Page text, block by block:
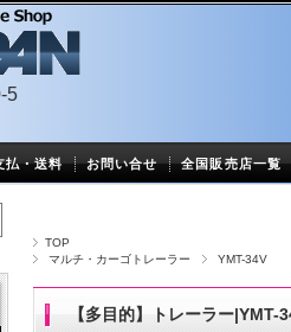
5
払・送料 お問い合せ 全国販売店一覧
TOP
マルチ・カーゴトレーラー
YMT-34V
【多目的】トレーラー|YMT-